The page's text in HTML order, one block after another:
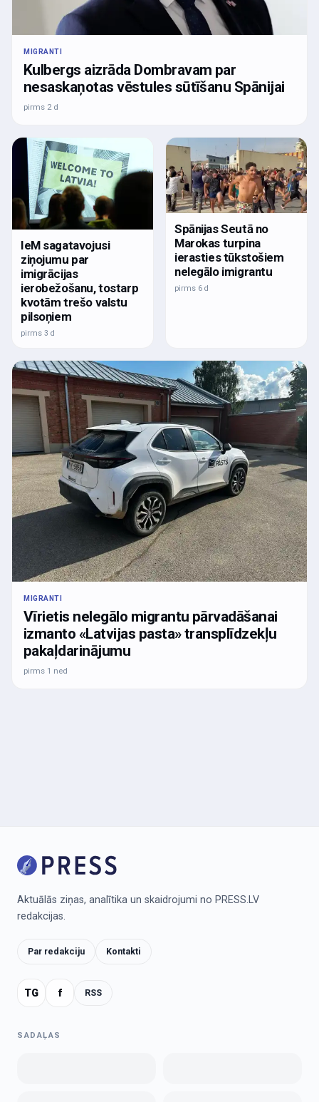
MIGRANTI
Kulbergs aizrāda Dombravam par
nesaskaņotas vēstules sūtīšanu Spānijai
pirms 2 d
IeM sagatavojusi
ziņojumu par
imigrācijas
ierobežošanu, tostarp
kvotām trešo valstu
pilsoņiem
pirms 3 d
Spānijas Seutā no
Marokas turpina
ierasties tūkstošiem
nelegālo imigrantu
pirms 6 d
MIGRANTI
Vīrietis nelegālo migrantu pārvadāšanai
izmanto «Latvijas pasta» transplīdzekļu
pakaļdarinājumu
pirms 1 ned
Aktuālās ziņas, analītika un skaidrojumi no PRESS.LV
redakcijas.
Par redakciju Kontakti
TG f RSS
SADAĻAS